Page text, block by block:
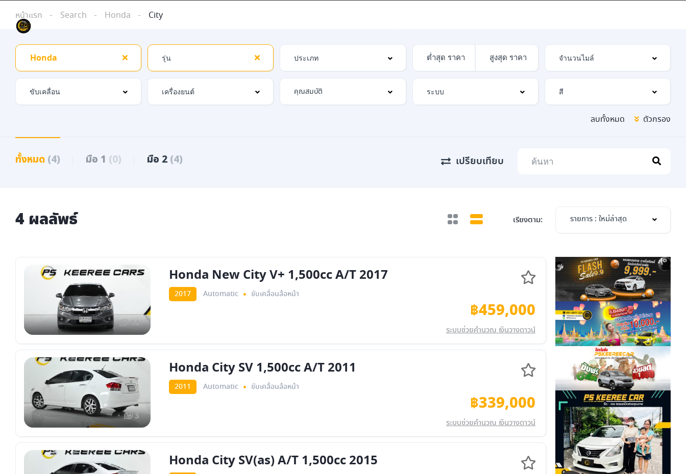
หน้าแรก Search Honda City
Honda
คุณสมบัติ
ลบทั้งหมด ตัวกรอง
ทั้งหมด (4) มือ 1 (0) มือ 2 (4) เปรียบเทียบ
4 ผลลัพธ์ เรียงตาม: รายการ : ใหม่ล่าสุด
14
Honda New City V+ 1,500cc A/T 2017
2017 Automatic ขับเคลื่อนล้อหน้า
฿459,000
ระบบช่วยคำนวณ เงินวางดาวน์
3
Honda City SV 1,500cc A/T 2011
2011 Automatic ขับเคลื่อนล้อหน้า
฿339,000
ระบบช่วยคำนวณ เงินวางดาวน์
Honda City SV(as) A/T 1,500cc 2015